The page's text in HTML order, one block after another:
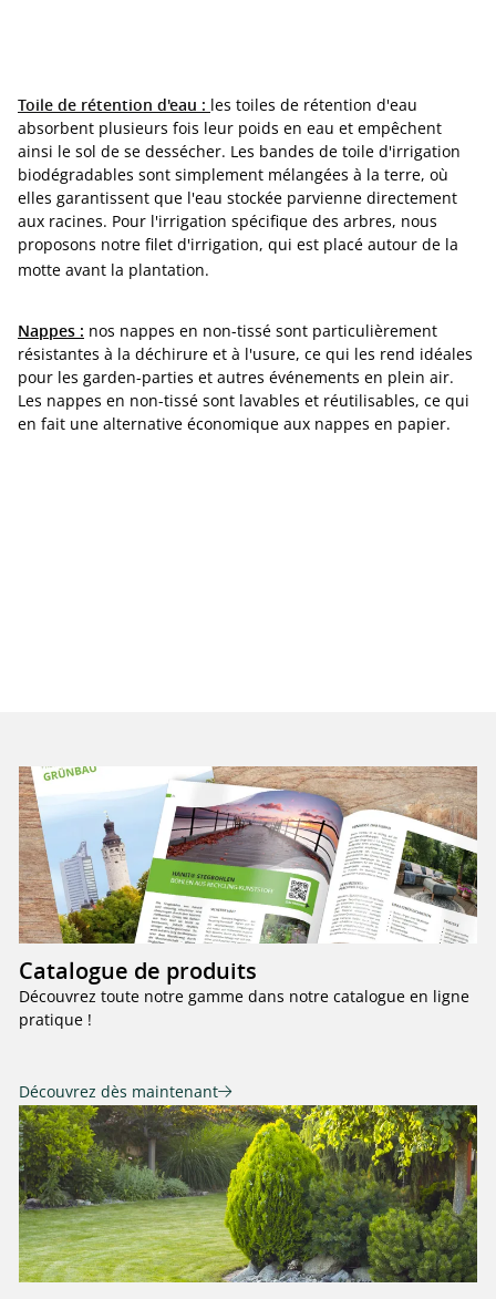
Toile de rétention d'eau : les toiles de rétention d'eau
absorbent plusieurs fois leur poids en eau et empêchent
ainsi le sol de se dessécher. Les bandes de toile d'irrigation
biodégradables sont simplement mélangées à la terre, où
elles garantissent que l'eau stockée parvienne directement
aux racines. Pour l'irrigation spécifique des arbres, nous
proposons notre filet d'irrigation, qui est placé autour de la
motte avant la plantation.
Nappes : nos nappes en non-tissé sont particulièrement
résistantes à la déchirure et à l'usure, ce qui les rend idéales
pour les garden-parties et autres événements en plein air.
Les nappes en non-tissé sont lavables et réutilisables, ce qui
en fait une alternative économique aux nappes en papier.
Catalogue de produits
Découvrez toute notre gamme dans notre catalogue en ligne
pratique !
Découvrez dès maintenant